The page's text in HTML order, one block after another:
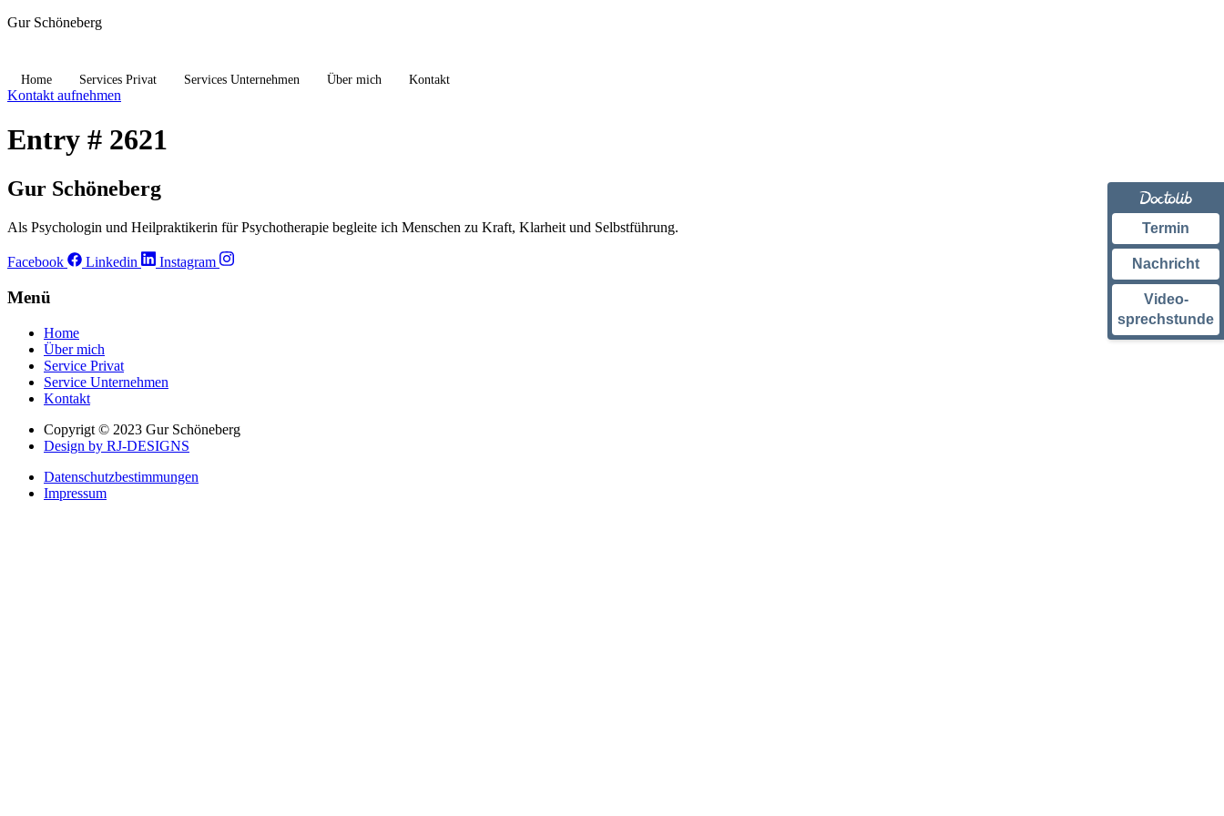
Gur Schöneberg
Home Services Privat Services Unternehmen Über mich Kontakt
Kontakt aufnehmen
Termin
Nachricht
Video-
sprechstunde
Entry # 2621
Gur Schöneberg
Als Psychologin und Heilpraktikerin für Psychotherapie begleite ich Menschen zu Kraft, Klarheit und Selbstführung.
Facebook Linkedin Instagram
Menü
Home
Über mich
Service Privat
Service Unternehmen
Kontakt
Copyrigt © 2023 Gur Schöneberg
Design by RJ-DESIGNS
Datenschutzbestimmungen
Impressum